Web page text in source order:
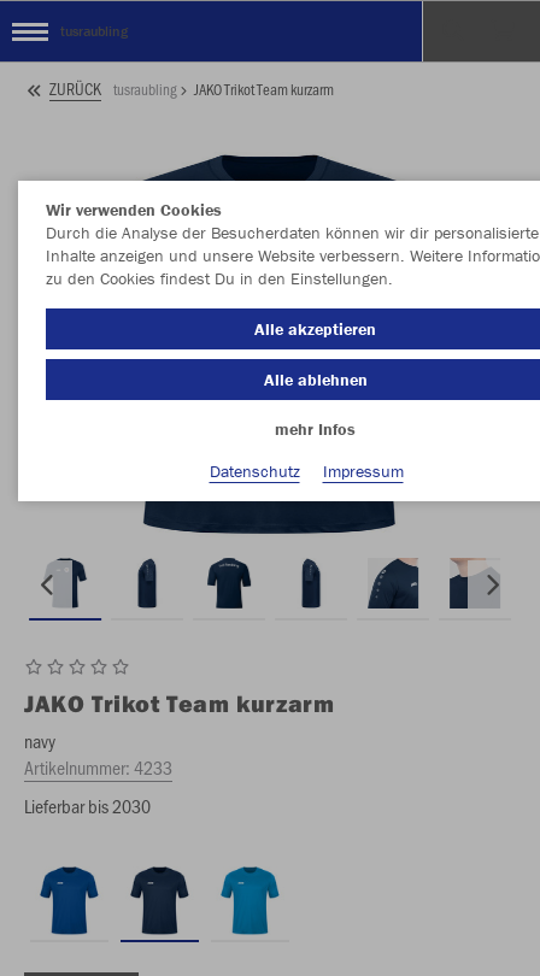
tusraubling
ZURÜCK tusraubling JAKO Trikot Team kurzarm
JAKO Trikot Team kurzarm
navy
Artikelnummer:4233
Lieferbar bis 2030
Wir verwenden Cookies
Durch die Analyse der Besucherdaten können wir dir personalisierte
Inhalte anzeigen und unsere Website verbessern. Weitere
zu den Cookies findest Du in den Einstellungen.
Alle akzeptieren
Alle ablehnen
mehr Infos
Datenschutz
Impressum